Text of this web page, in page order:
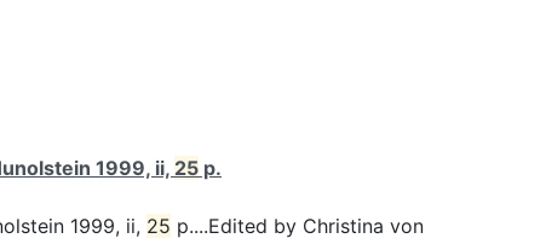
1999, ii, 25 p.
1999, ii, 25 p....Edited by Christina von